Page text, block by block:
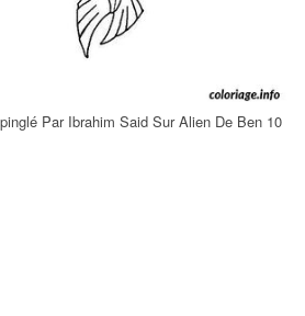
Par Ibrahim Said Sur Alien De Ben 10